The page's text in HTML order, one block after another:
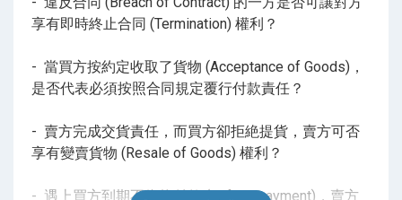
https://courseplus.com.hk/Contract-Terms-
Course.html**
** 報名手續 ：登入網頁 即時報名 **
** 課程學費 : HK$1,500 **
** 查詢電話 : 2361 8399 **
享有即時終止合同 (Termination) 權利？
- 當買方按約定收取了貨物 (Acceptance of Goods)，
是否代表必須按照合同規定覆行付款責任？
- 賣方完成交貨責任，而買方卻拒絶提貨，賣方可否
享有變賣貨物 (Resale of Goods) 權利？
- 遇上買方到期不依約付款 (default payment)，賣方